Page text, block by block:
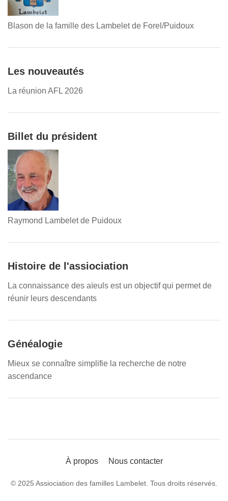
Blason de la famille des Lambelet de Forel/Puidoux
Les nouveautés
La réunion AFL 2026
Billet du président
Raymond Lambelet de Puidoux
Histoire de l'assiociation
La connaissance des aïeuls est un objectif qui permet de
réunir leurs descendants
Généalogie
Mieux se connaître simplifie la recherche de notre
ascendance
À propos Nous contacter
© 2025 Assiociation des familles Lambelet. Tous droits réservés.